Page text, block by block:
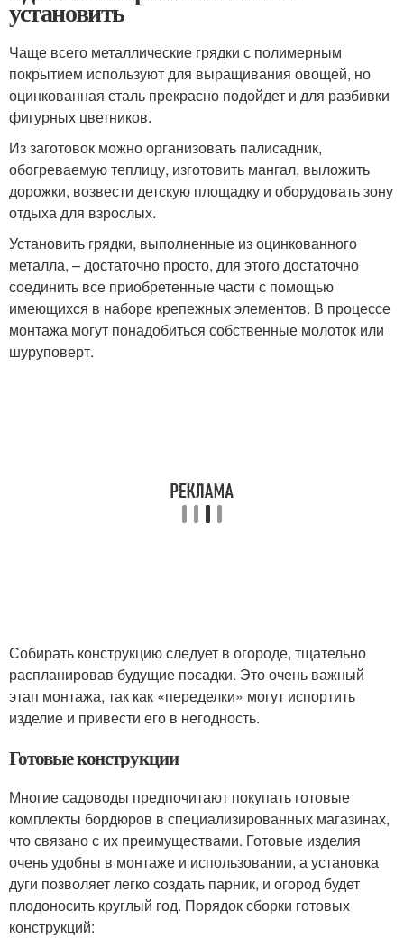
установить
Чаще всего металлические грядки с полимерным
покрытием используют для выращивания овощей, но
оцинкованная сталь прекрасно подойдет и для разбивки
фигурных цветников.
Из заготовок можно организовать палисадник,
обогреваемую теплицу, изготовить мангал, выложить
дорожки, возвести детскую площадку и оборудовать зону
отдыха для взрослых.
Установить грядки, выполненные из оцинкованного
металла, – достаточно просто, для этого достаточно
соединить все приобретенные части с помощью
имеющихся в наборе крепежных элементов. В процессе
монтажа могут понадобиться собственные молоток или
шуруповерт.
Собирать конструкцию следует в огороде, тщательно
распланировав будущие посадки. Это очень важный
этап монтажа, так как «переделки» могут испортить
изделие и привести его в негодность.
Готовые конструкции
Многие садоводы предпочитают покупать готовые
комплекты бордюров в специализированных магазинах,
что связано с их преимуществами. Готовые изделия
очень удобны в монтаже и использовании, а установка
дуги позволяет легко создать парник, и огород будет
плодоносить круглый год. Порядок сборки готовых
конструкций: